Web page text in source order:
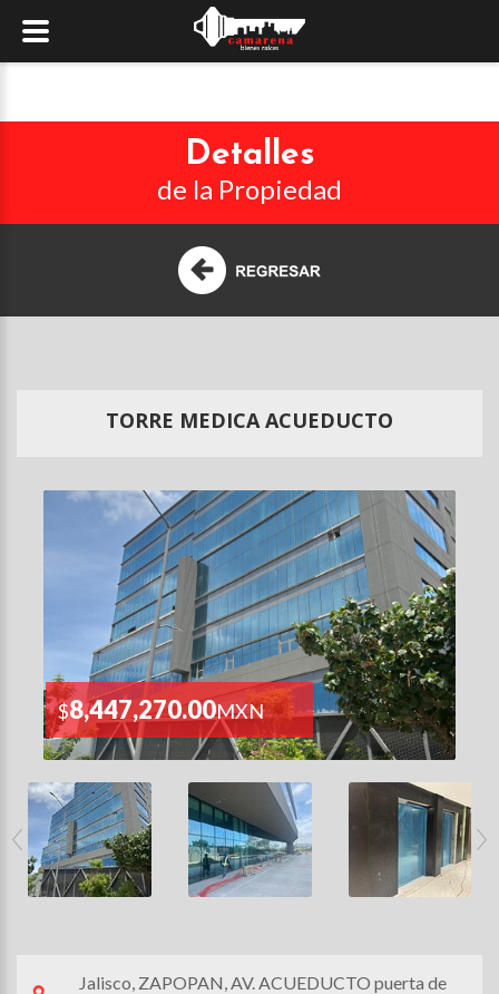
Detalles
de la Propiedad
TORRE MEDICA ACUEDUCTO
$8,447,270.00MXN
Jalisco, ZAPOPAN, AV. ACUEDUCTO puerta de